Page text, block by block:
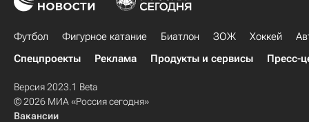
Футбол Фигурное катание Биатлон ЗОЖ Хоккей
Спецпроекты
Реклама Продукты и сервисы Пресс-
Версия 2023.1 Beta
© 2026 МИА «Россия сегодня»
Вакансии